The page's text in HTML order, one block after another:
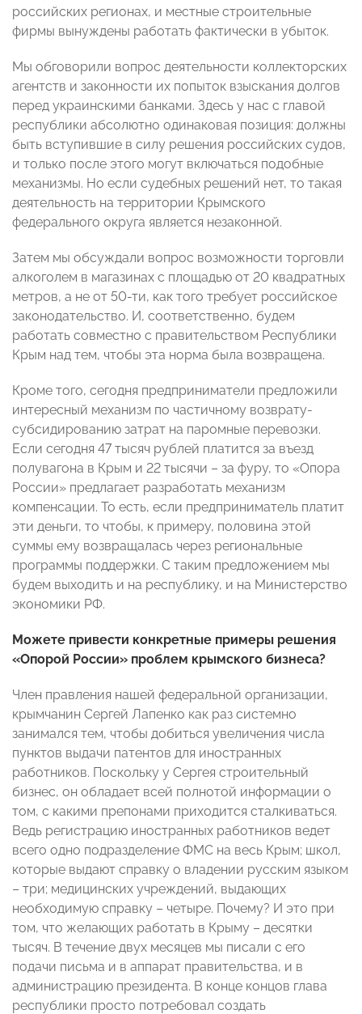
российских регионах, и местные строительные
фирмы вынуждены работать фактически в убыток.
Мы обговорили вопрос деятельности коллекторских
агентств и законности их попыток взыскания долгов
перед украинскими банками. Здесь у нас с главой
республики абсолютно одинаковая позиция: должны
быть вступившие в силу решения российских судов,
и только после этого могут включаться подобные
механизмы. Но если судебных решений нет, то такая
деятельность на территории Крымского
федерального округа является незаконной.
Затем мы обсуждали вопрос возможности торговли
алкоголем в магазинах с площадью от 20 квадратных
метров, а не от 50-ти, как того требует российское
законодательство. И, соответственно, будем
работать совместно с правительством Республики
Крым над тем, чтобы эта норма была возвращена.
Кроме того, сегодня предприниматели предложили
интересный механизм по частичному возврату-
субсидированию затрат на паромные перевозки.
Если сегодня 47 тысяч рублей платится за въезд
полувагона в Крым и 22 тысячи – за фуру, то «Опора
России» предлагает разработать механизм
компенсации. То есть, если предприниматель платит
эти деньги, то чтобы, к примеру, половина этой
суммы ему возвращалась через региональные
программы поддержки. С таким предложением мы
будем выходить и на республику, и на Министерство
экономики РФ.
Можете привести конкретные примеры решения
«Опорой России» проблем крымского бизнеса?
Член правления нашей федеральной организации,
крымчанин Сергей Лапенко как раз системно
занимался тем, чтобы добиться увеличения числа
пунктов выдачи патентов для иностранных
работников. Поскольку у Сергея строительный
бизнес, он обладает всей полнотой информации о
том, с какими препонами приходится сталкиваться.
Ведь регистрацию иностранных работников ведет
всего одно подразделение ФМС на весь Крым; школ,
которые выдают справку о владении русским языком
– три; медицинских учреждений, выдающих
необходимую справку – четыре. Почему? И это при
том, что желающих работать в Крыму – десятки
тысяч. В течение двух месяцев мы писали с его
подачи письма и в аппарат правительства, и в
администрацию президента. В конце концов глава
республики просто потребовал создать